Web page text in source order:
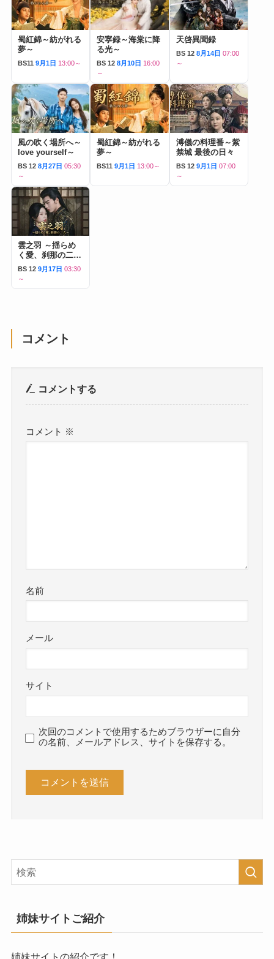
蜀紅錦～紡がれる
夢～
BS11 9月1日 13:00～
安寧録～海棠に降
る光～
BS 12 8月10日 16:00
～
天啓異聞録
BS 12 8月14日 07:00
～
風の吹く場所へ～
love yourself～
BS 12 8月27日 05:30
～
蜀紅錦～紡がれる
夢～
BS11 9月1日 13:00～
溥儀の料理番～紫
禁城 最後の日々
BS 12 9月1日 07:00
～
雲之羽 ～揺らめ
く愛、刹那の二人
～
BS 12 9月17日 03:30
～
コメント
コメントする
コメント ※
名前
メール
サイト
次回のコメントで使用するためブラウザーに自分
の名前、メールアドレス、サイトを保存する。
姉妹サイトご紹介
姉妹サイトの紹介です！